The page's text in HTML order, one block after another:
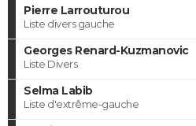
Pierre Larrouturou
Liste divers gauche
Georges Renard-Kuzmanovic
Liste Divers
Selma Labib
Liste d'extrême-gauche